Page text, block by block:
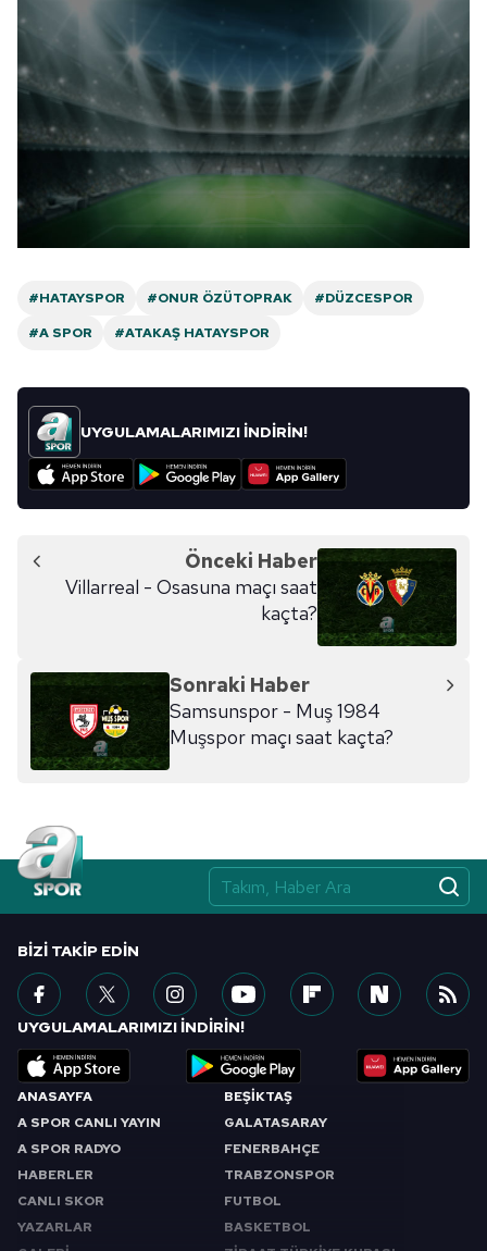
ilgili mevzuata uygun olarak kullanılan çerezlerle ilgili bilgi
almak için lütfen
#HATAYSPOR #ONUR ÖZÜTOPRAK
#DÜZCESPOR
#A SPOR
#ATAKAŞ HATAYSPOR
UYGULAMALARIMIZI İNDİRİN!
Önceki Haber
Villarreal - Osasuna maçı saat
kaçta?
Sonraki Haber
Samsunspor - Muş 1984
Muşspor maçı saat kaçta?
ANASAYFA
A SPOR CANLI YAYIN
A SPOR RADYO
HABERLER
CANLI SKOR
YAZARLAR
BEŞİKTAŞ
GALATASARAY
FENERBAHÇE
TRABZONSPOR
FUTBOL
BASKETBOL
BIZI TAKIP EDIN
UYGULAMALARIMIZI İNDİRİN!